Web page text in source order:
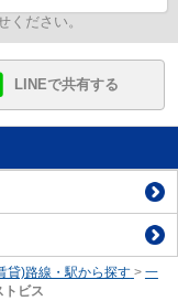
ください。
LINEで共有する
貸)路線・駅から探す > 一
トビス